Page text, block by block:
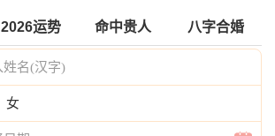
2026运势 命中贵人 八字合婚
女